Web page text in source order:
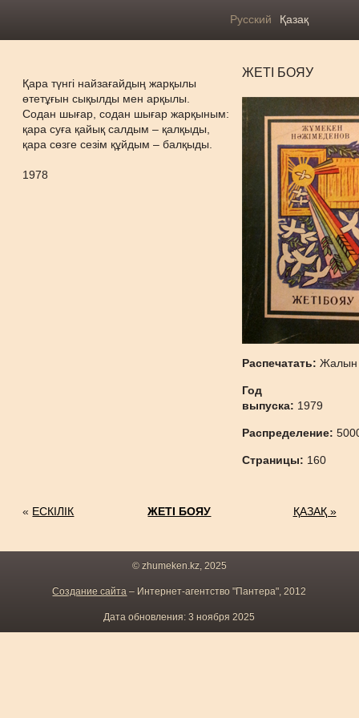
Русский Қазақ
Қара түнгі найзағайдың жарқылы
өтетұғын сықылды мен арқылы.
Содан шығар, содан шығар жарқыным:
қара суға қайық салдым – қалқыды,
қара сөзге сезім құйдым – балқыды.
1978
ЖЕТІ БОЯУ
Распечатать:Жалын
Год
выпуска: 1979
Распределение:
Страницы: 160
« ЕСКІЛІК ЖЕТІ БОЯУ ҚАЗАҚ »
© zhumeken.kz, 2025
Создание сайта – Интернет-агентство "Пантера", 2012
Дата обновления: 3 ноября 2025